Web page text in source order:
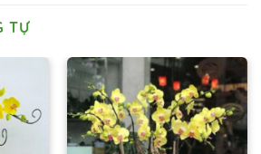
TỰ